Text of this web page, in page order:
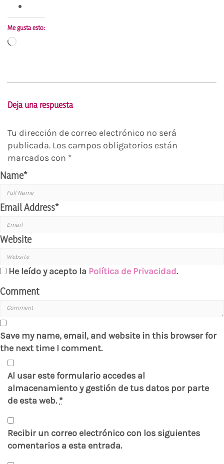
Me gusta esto:
Cargando...
Deja una respuesta
Tu dirección de correo electrónico no será
publicada. Los campos obligatorios están
marcados con *
Name*
Email Address*
Website
He leído y acepto la Política de Privacidad.
Comment
Save my name, email, and website in this browser for
the next time I comment.
Al usar este formulario accedes al
almacenamiento y gestión de tus datos por parte
de esta web.*
Recibir un correo electrónico con los siguientes
comentarios a esta entrada.